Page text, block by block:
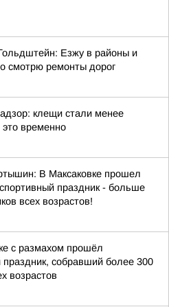
Езжу в районы и
смотрю ремонты дорог
клещи стали менее
это временно
В Максаковке прошел
праздник - больше
всех возрастов!
с размахом прошёл
праздник, собравший более 300
возрастов